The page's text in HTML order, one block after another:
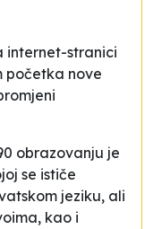
internet-stranici
početka nove
obrazovanju je
se ističe
jeziku, ali
kao i